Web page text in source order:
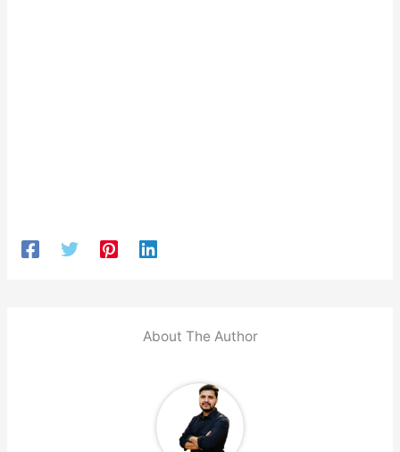
About The Author